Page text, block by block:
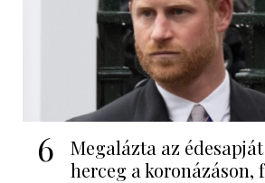
6
Megalázta az
herceg a koronázáson,